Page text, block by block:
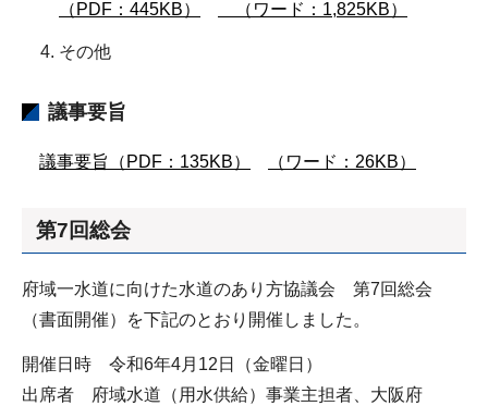
（PDF：445KB） （ワード：1,825KB）
その他
議事要旨
議事要旨（PDF：135KB） （ワード：26KB）
第7回総会
府域一水道に向けた水道のあり方協議会 第7回総会
（書面開催）を下記のとおり開催しました。
開催日時 令和6年4月12日（金曜日）
出席者 府域水道（用水供給）事業主担者、大阪府